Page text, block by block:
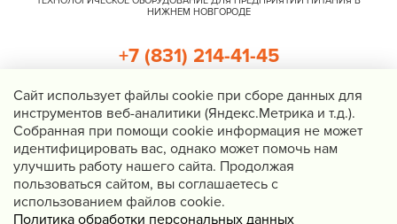
НИЖНЕМ НОВГОРОДЕ
Нижний Новгород, Казанское шоссе, д. 4, корп. 3, пом. 1
info@gastrostar.ru
Политика конфиденциальности
+7 (831) 214-41-45
Перезвоните мне
Cайт использует файлы cookie при сборе данных для
инструментов веб-аналитики (Яндекс.Метрика и т.д.).
Собранная при помощи cookie информация не может
идентифицировать вас, однако может помочь нам
улучшить работу нашего сайта. Продолжая
пользоваться сайтом, вы соглашаетесь с
использованием файлов cookie.
Политика обработки персональных данных